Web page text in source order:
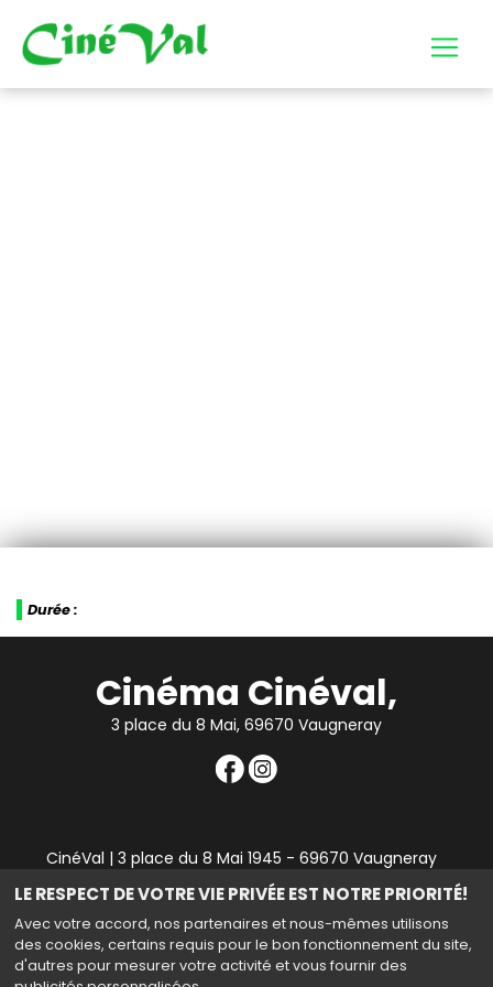
LE RESPECT DE VOTRE VIE PRIVÉE EST NOTRE PRIORITÉ!
Avec votre accord, nos partenaires et nous-mêmes utilisons
des cookies, certains requis pour le bon fonctionnement du site,
d'autres pour mesurer votre activité et vous fournir des
Durée :
Cinéma Cinéval,
3 place du 8 Mai, 69670 Vaugneray
CinéVal | 3 place du 8 Mai 1945 - 69670 Vaugneray
|Mentions légales|Contact|RGPD| Tel : 04 78 45 94